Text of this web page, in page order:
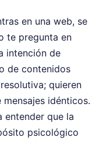
en una web, se
te pregunta en
intención de
de contenidos
quieren
idénticos.
entender que la
psicológico